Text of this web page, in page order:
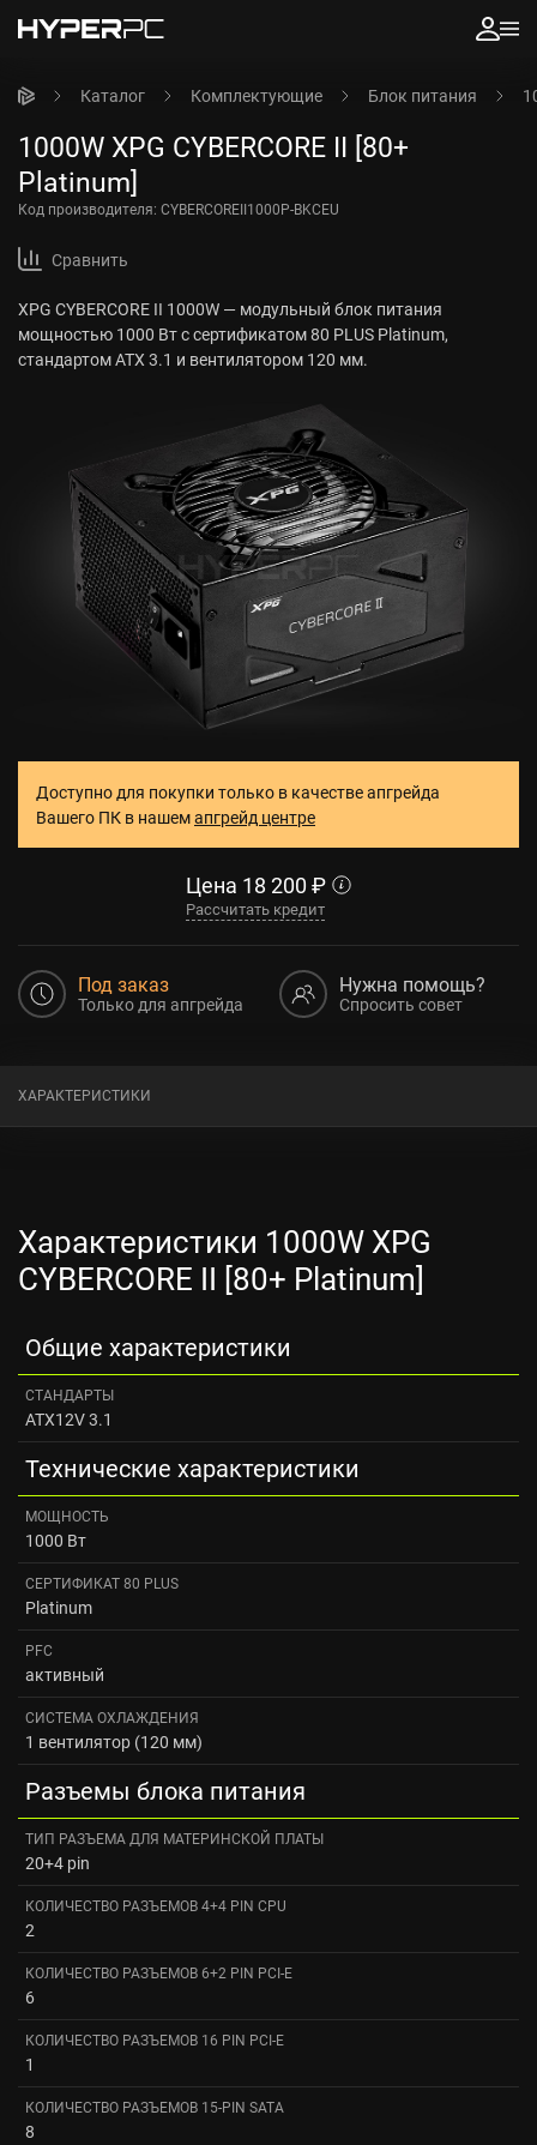
Каталог Комплектующие Блок питания
1000W XPG CYBERCORE II [80+
Platinum]
Код производителя: CYBERCOREII1000P-BKCEU
Сравнить
XPG CYBERCORE II 1000W — модульный блок питания
мощностью 1000 Вт с сертификатом 80 PLUS Platinum,
стандартом ATX 3.1 и вентилятором 120 мм.
Доступно для покупки только в качестве апгрейда
Вашего ПК в нашемапгрейд центре
Цена 18 200 ₽
Рассчитать кредит
Под заказ
Только для апгрейда
Нужна помощь?
Спросить совет
ХАРАКТЕРИСТИКИ
Характеристики 1000W XPG
CYBERCORE II [80+ Platinum]
Общие характеристики
СТАНДАРТЫ
ATX12V 3.1
Технические характеристики
МОЩНОСТЬ
1000 Вт
СЕРТИФИКАТ 80 PLUS
Platinum
PFC
активный
СИСТЕМА ОХЛАЖДЕНИЯ
1 вентилятор (120 мм)
Разъемы блока питания
ТИП РАЗЪЕМА ДЛЯ МАТЕРИНСКОЙ ПЛАТЫ
20+4 pin
КОЛИЧЕСТВО РАЗЪЕМОВ 4+4 PIN CPU
2
КОЛИЧЕСТВО РАЗЪЕМОВ 6+2 PIN PCI-E
6
КОЛИЧЕСТВО РАЗЪЕМОВ 16 PIN PCI-E
1
КОЛИЧЕСТВО РАЗЪЕМОВ 15-PIN SATA
8